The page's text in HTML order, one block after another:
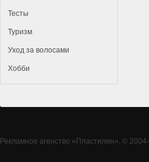
Тесты
Туризм
Уход за волосами
Хобби
Рекламное агенство «Пластилин» . ©